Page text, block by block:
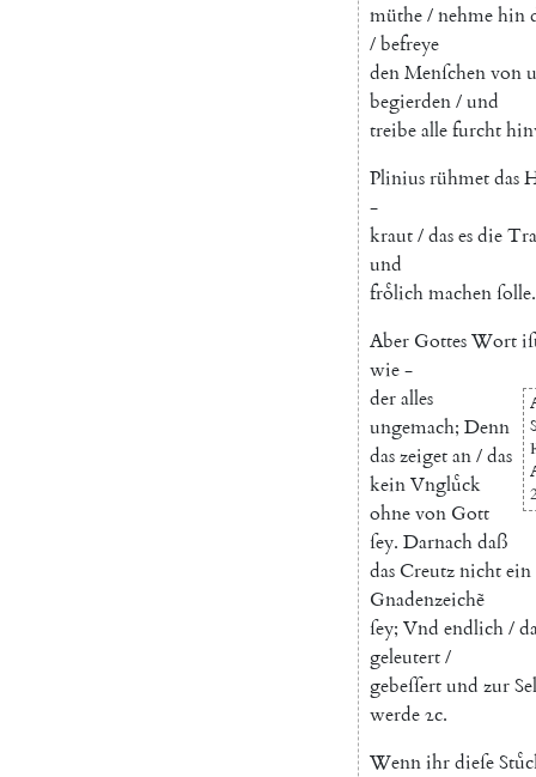
müthe/nehmehin
/befreye
denMenſchenvon
begierden/und
treibeallefurcht
Pliniusrühmetdas
-
kraut/dasesdie
und
froͤlichmachenſolle.
Aber GottesWort
wie-
deralles
ungemach; Denn
daszeigetan/das
keinVngluͤck
ohnevon Gott
ſey. Darnachdaß
dasCreutznichtein
Gnadenzeichẽ
ſey; Vnd endlich/
geleutert/
gebeſſertund zur
werdeꝛc.
Wennihrdieſe